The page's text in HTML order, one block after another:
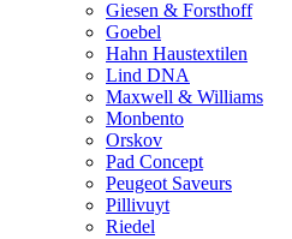
Giesen & Forsthoff
Goebel
Hahn Haustextilen
Lind DNA
Maxwell & Williams
Monbento
Orskov
Pad Concept
Peugeot Saveurs
Pillivuyt
Riedel